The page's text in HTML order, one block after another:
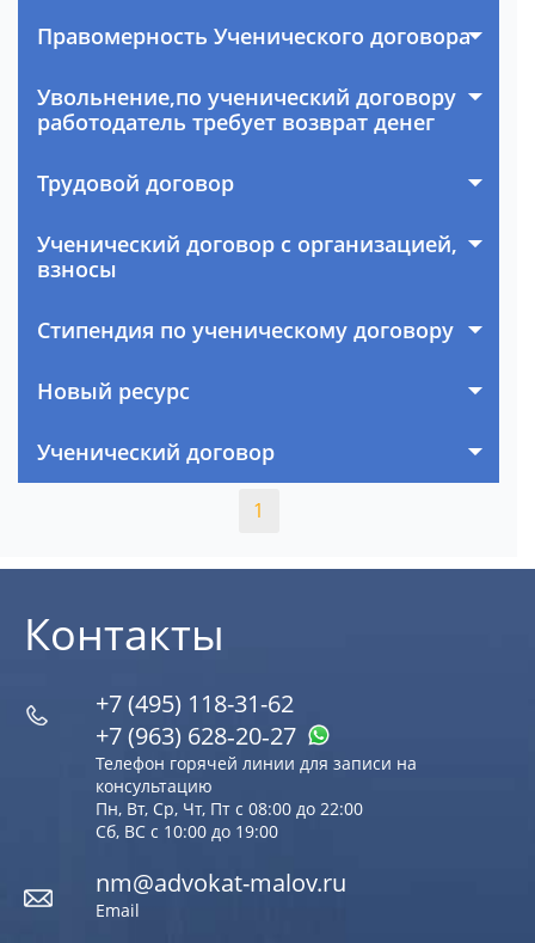
Правомерность Ученического договора
Увольнение,по ученический договору
работодатель требует возврат денег
Трудовой договор
Ученический договор с организацией,
взносы
Стипендия по ученическому договору
Новый ресурс
Ученический договор
1
Контакты
+7 (495) 118-31-62
+7 (963) 628‑20‑27
Телефон горячей линии для записи на
консультацию
Пн, Вт, Ср, Чт, Пт с 08:00 до 22:00
Сб, ВС с 10:00 до 19:00
nm@advokat-malov.ru
Email